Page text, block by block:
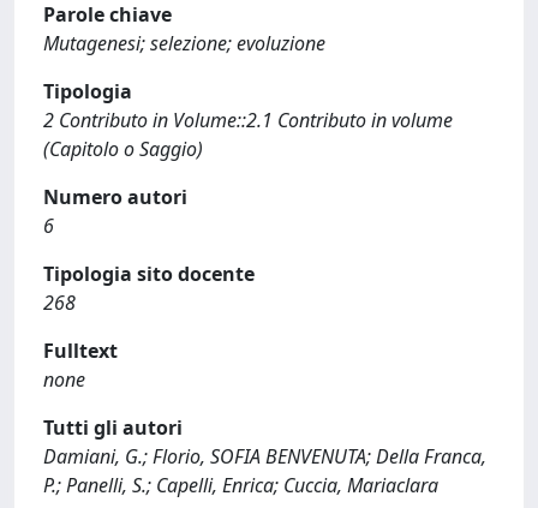
Parole chiave
Mutagenesi; selezione; evoluzione
Tipologia
2 Contributo in Volume::2.1 Contributo in volume
(Capitolo o Saggio)
Numero autori
6
Tipologia sito docente
268
Fulltext
none
Tutti gli autori
Damiani, G.; Florio, SOFIA BENVENUTA; Della Franca,
P.; Panelli, S.; Capelli, Enrica; Cuccia, Mariaclara